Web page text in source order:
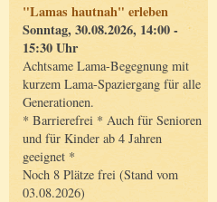
"Lamas hautnah" erleben
Sonntag, 30.08.2026, 14:00 -
15:30 Uhr
Achtsame Lama-Begegnung mit
kurzem Lama-Spaziergang für alle
Generationen.
* Barrierefrei * Auch für Senioren
und für Kinder ab 4 Jahren
geeignet *
Noch 8 Plätze frei (Stand vom
03.08.2026)